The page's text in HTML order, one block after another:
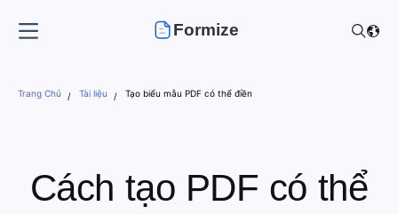
Formize
Trang Chủ Tài liệu Tạo biểu mẫu PDF có thể điền
Cách tạo PDF có thể